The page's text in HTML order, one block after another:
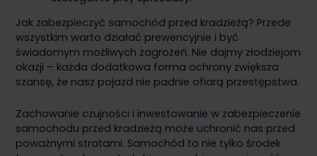
Jak zabezpieczyć samochód przed kradzieżą? Przede
wszystkim warto działać prewencyjnie i być
świadomym możliwych zagrożeń. Nie dajmy złodziejom
okazji – każda dodatkowa forma ochrony zwiększa
szansę, że nasz pojazd nie padnie ofiarą przestępstwa.
Zachowanie czujności i inwestowanie w zabezpieczenie
samochodu przed kradzieżą może uchronić nas przed
poważnymi stratami. Samochód to nie tylko środek